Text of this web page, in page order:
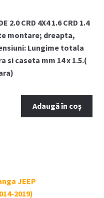
2.0 CRD 4X4 1.6 CRD 1.4
montare; dreapta,
Lungime totala
si caseta mm 14 x 1.5.(
Adaugă în coș